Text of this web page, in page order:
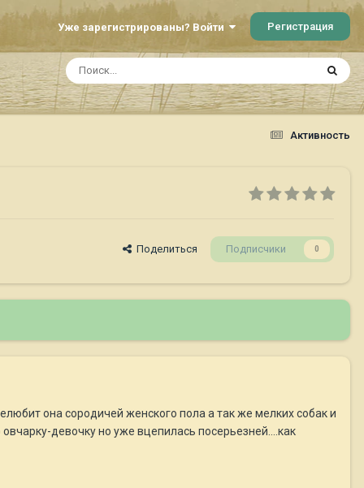
Уже зарегистрированы? Войти Регистрация
Активность
Поделиться Подписчики 0
она сородичей женского пола а так же мелких собак и
девочку но уже вцепилась посерьезней....как